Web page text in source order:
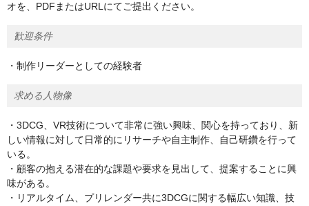
オを、PDFまたはURLにてご提出ください。
歓迎条件
・制作リーダーとしての経験者
求める人物像
・3DCG、VR技術について非常に強い興味、関心を持っており、新
しい情報に対して日常的にリサーチや自主制作、自己研鑽を行って
いる。
・顧客の抱える潜在的な課題や要求を見出して、提案することに興
味がある。
・リアルタイム、プリレンダー共に3DCGに関する幅広い知識、技